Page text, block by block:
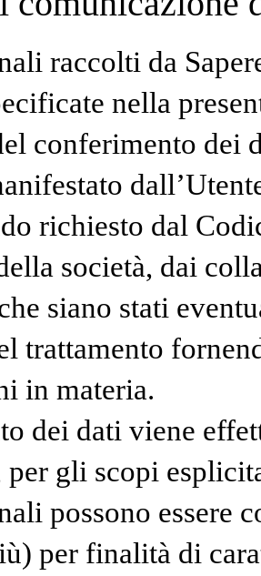
raccolti da
nella
conferimento dei
richiesto dal
società, dai
siano stati
trattamento
in materia.
dei dati viene
per gli scopi
possono essere
per finalità di